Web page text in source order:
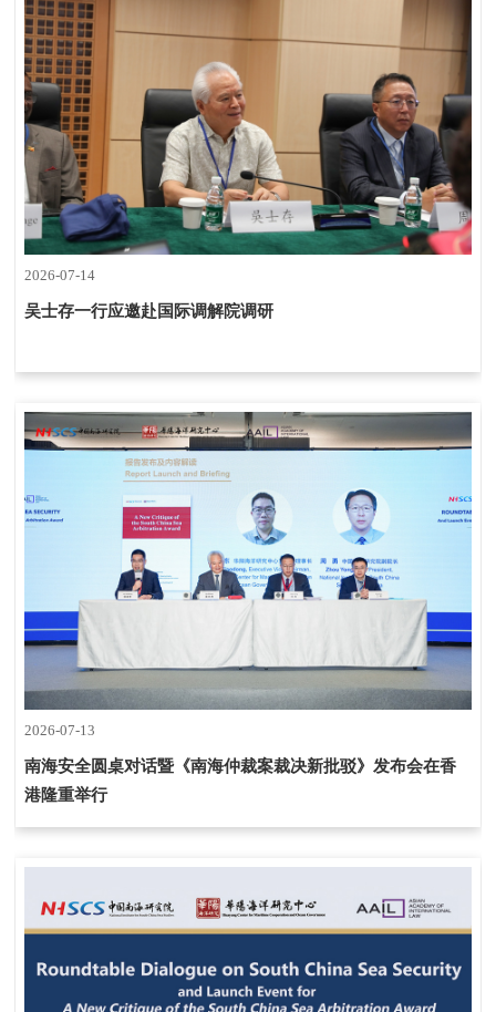
2026-07-14
吴士存一行应邀赴国际调解院调研
2026-07-13
南海安全圆桌对话暨《南海仲裁案裁决新批驳》发布会在香
港隆重举行